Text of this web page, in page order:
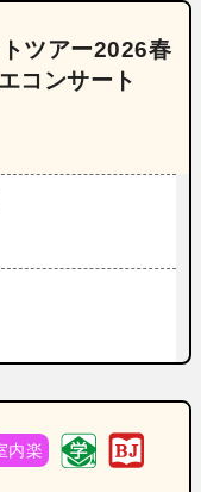
ツアー2026春
コンサート
内楽